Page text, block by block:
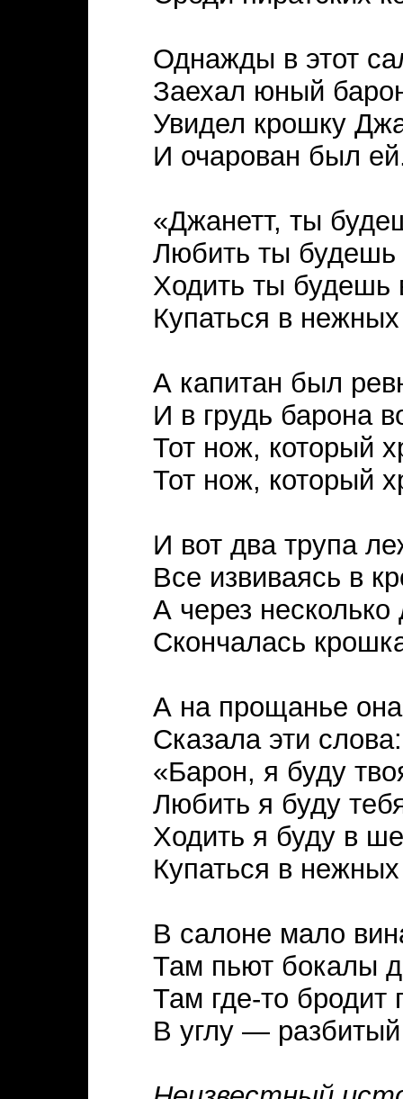
Однажды в этот
Заехал юный
Увидел крошку
И очарован был
«Джанетт, ты
Любить ты
Ходить ты будешь
Купаться в
А капитан был
И в грудь барона
Тот нож, который
Тот нож, который
И вот два трупа
Все извиваясь в
А через несколько
Скончалась
А на прощанье она
Сказала эти слова:
«Барон, я буду
Любить я буду
Ходить я буду в
Купаться в
В салоне мало
Там пьют бокалы
Там где-то бродит
В углу —